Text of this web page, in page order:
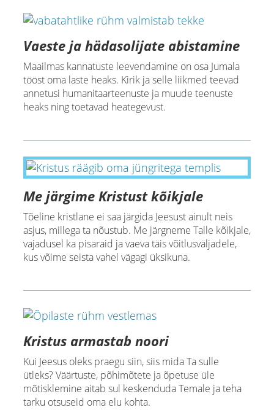
Vaeste ja hädasolijate abistamine
Maailmas kannatuste leevendamine on osa Jumala
tööst oma laste heaks. Kirik ja selle liikmed teevad
annetusi humanitaarteenuste ja muude teenuste
heaks ning toetavad heategevust.
Me järgime Kristust kõikjale
Tõeline kristlane ei saa järgida Jeesust ainult neis
asjus, millega ta nõustub. Me järgneme Talle kõikjale,
vajadusel ka pisaraid ja vaeva täis võitlusväljadele,
kus võime seista vahel vägagi üksikuna.
Kristus armastab noori
Kui Jeesus oleks praegu siin, siis mida Ta sulle
ütleks? Väärtuste, põhimõtete ja õpetuse üle
mõtisklemine aitab sul keskenduda Temale ja teha
tarku otsuseid oma elu kohta.